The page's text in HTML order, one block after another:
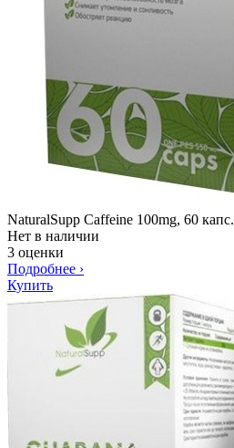
NaturalSupp Caffeine 100mg, 60 капс.
Нет в наличии
3 оценки
Подробнее ›
Купить